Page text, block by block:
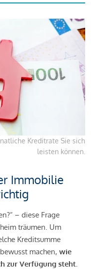
Kreditrate Sie sich
leisten können.
Immobilie
– diese Frage
träumen. Um
Kreditsumme
machen, wie
zur Verfügung steht.